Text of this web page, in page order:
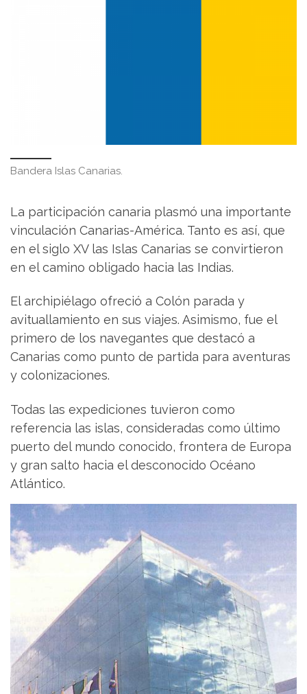
Bandera Islas Canarias.
La participación canaria plasmó una importante
vinculación Canarias-América. Tanto es así, que
en el siglo XV las Islas Canarias se convirtieron
en el camino obligado hacia las Indias.
El archipiélago ofreció a Colón parada y
avituallamiento en sus viajes. Asimismo, fue el
primero de los navegantes que destacó a
Canarias como punto de partida para aventuras
y colonizaciones.
Todas las expediciones tuvieron como
referencia las islas, consideradas como último
puerto del mundo conocido, frontera de Europa
y gran salto hacia el desconocido Océano
Atlántico.